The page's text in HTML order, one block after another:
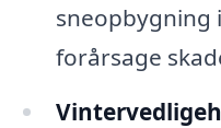
sneopbygning
forårsage